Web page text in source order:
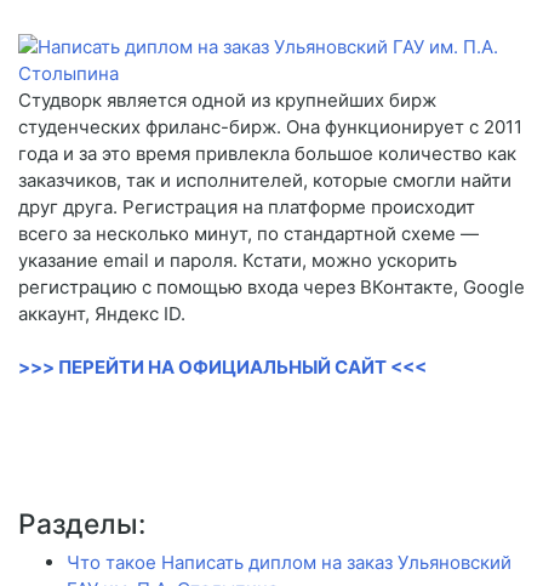
Студворк является одной из крупнейших бирж
студенческих фриланс-бирж. Она функционирует с 2011
года и за это время привлекла большое количество как
заказчиков, так и исполнителей, которые смогли найти
друг друга. Регистрация на платформе происходит
всего за несколько минут, по стандартной схеме —
указание email и пароля. Кстати, можно ускорить
регистрацию с помощью входа через ВКонтакте, Google
аккаунт, Яндекс ID.
>>> ПЕРЕЙТИ НА ОФИЦИАЛЬНЫЙ САЙТ <<<
Разделы:
Что такое Написать диплом на заказ Ульяновский